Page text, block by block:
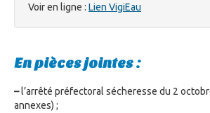
Voir en ligne : Lien VigiEau
En pièces jointes :
–l’arrêté préfectoral sécheresse du 2
annexes) ;